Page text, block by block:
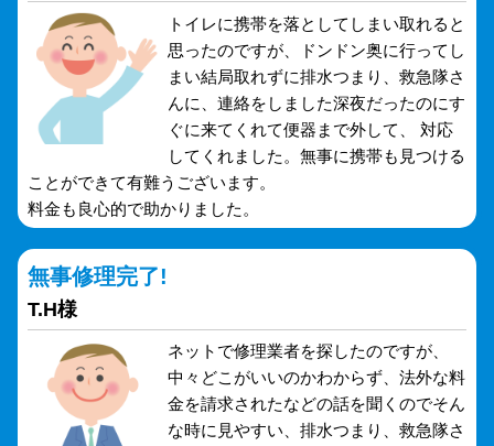
トイレに携帯を落としてしまい取れると
思ったのですが、ドンドン奥に行ってし
まい結局取れずに排水つまり、救急隊さ
んに、連絡をしました深夜だったのにす
ぐに来てくれて便器まで外して、 対応
してくれました。無事に携帯も見つける
ことができて有難うございます。
料金も良心的で助かりました。
無事修理完了!
T.H様
ネットで修理業者を探したのですが、
中々どこがいいのかわからず、法外な料
金を請求されたなどの話を聞くのでそん
な時に見やすい、排水つまり、救急隊さ